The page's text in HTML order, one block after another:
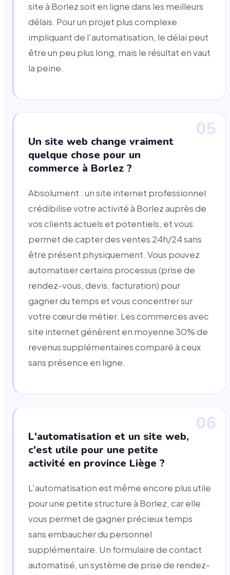
site à Borlez soit en ligne dans les meilleurs
délais. Pour un projet plus complexe
impliquant de l'automatisation, le délai peut
être un peu plus long, mais le résultat en vaut
la peine.
05
Un site web change vraiment
quelque chose pour un
commerce à Borlez ?
Absolument : un site internet professionnel
crédibilise votre activité à Borlez auprès de
vos clients actuels et potentiels, et vous
permet de capter des ventes 24h/24 sans
être présent physiquement. Vous pouvez
automatiser certains processus (prise de
rendez-vous, devis, facturation) pour
gagner du temps et vous concentrer sur
votre cœur de métier. Les commerces avec
site internet génèrent en moyenne 30% de
revenus supplémentaires comparé à ceux
sans présence en ligne.
06
L'automatisation et un site web,
c'est utile pour une petite
activité en province Liège ?
L'automatisation est même encore plus utile
pour une petite structure à Borlez, car elle
vous permet de gagner précieux temps
sans embaucher du personnel
supplémentaire. Un formulaire de contact
automatisé, un système de prise de rendez-